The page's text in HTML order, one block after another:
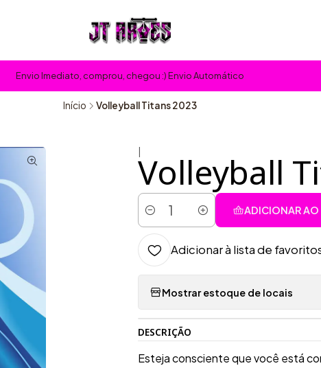
Envio Imediato, comprou, chegou :) Envio Automático
Início Volleyball Titans 2023
Volleyball
Quantidade
ADICIONAR AO
Adicionar à lista de
Mostrar estoque de locais
DESCRIÇÃO
Esteja consciente que você está